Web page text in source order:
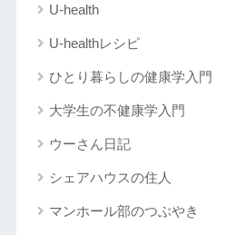
U-health
U-healthレシピ
ひとり暮らしの健康学入門
大学生の不健康学入門
ウーさん日記
シェアハウスの住人
マンホール部のつぶやき